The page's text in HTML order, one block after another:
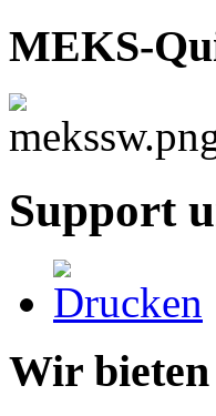
MEKS-
Support
Wir